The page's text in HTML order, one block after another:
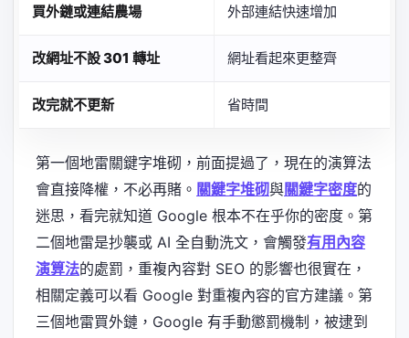
買外鏈或連結農場 外部連結快速增加
改網址不設 301 轉址 網址看起來更整齊
改完就不更新 省時間
第一個地雷關鍵字堆砌，前面提過了，現在的演算法
會直接降權，不必再賭。 關鍵字堆砌與關鍵字密度的
迷思，看完就知道 Google 根本不在乎你的密度。第
二個地雷是抄襲或 AI 全自動洗文，會觸發有用內容
演算法的處罰，重複內容對 SEO 的影響也很實在，
相關定義可以看 Google 對重複內容的官方建議。第
三個地雷買外鏈，Google 有手動懲罰機制，被逮到